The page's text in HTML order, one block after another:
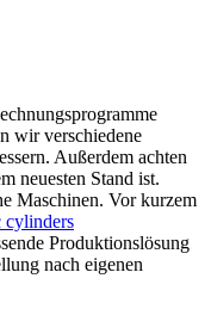
wir verschiedene
Außerdem achten
neuesten Stand ist.
Maschinen. Vor kurzem
Produktionslösung
nach eigenen